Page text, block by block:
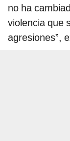
no ha
violencia que
agresiones”,